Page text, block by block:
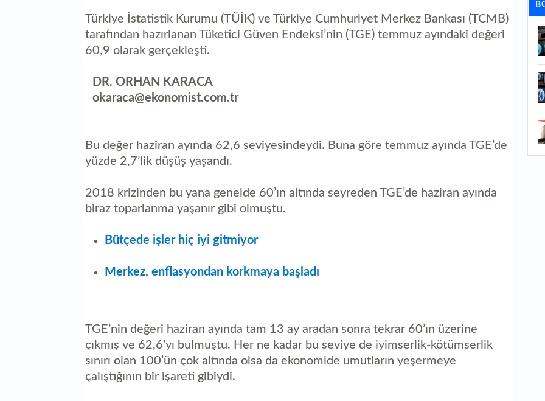
Türkiye İstatistik Kurumu (TÜİK) ve Türkiye Cumhuriyet Merkez Bankası (TCMB)
tarafından hazırlanan Tüketici Güven Endeksi’nin (TGE) temmuz ayındaki değeri
60,9 olarak gerçekleşti.
DR. ORHAN KARACA
okaraca@ekonomist.com.tr
Bu değer haziran ayında 62,6 seviyesindeydi. Buna göre temmuz ayında TGE’de
yüzde 2,7’lik düşüş yaşandı.
2018 krizinden bu yana genelde 60’ın altında seyreden TGE’de haziran ayında
biraz toparlanma yaşanır gibi olmuştu.
Bütçede işler hiç iyi gitmiyor
Merkez, enflasyondan korkmaya başladı
TGE’nin değeri haziran ayında tam 13 ay aradan sonra tekrar 60’ın üzerine
çıkmış ve 62,6’yı bulmuştu. Her ne kadar bu seviye de iyimserlik-kötümserlik
sınırı olan 100’ün çok altında olsa da ekonomide umutların yeşermeye
çalıştığının bir işareti gibiydi.